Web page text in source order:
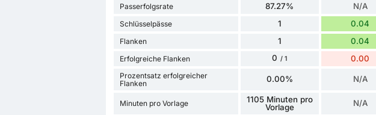
Passerfolgsrate 87.27% N/A
Schlüsselpässe 1 0.04
Flanken 1 0.04
Erfolgreiche Flanken 0 / 1 0.00
Prozentsatz erfolgreicher
Flanken
0.00% N/A
Minuten pro Vorlage
1105 Minuten pro
Vorlage
N/A